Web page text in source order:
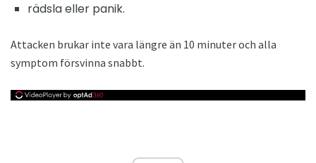
rädsla eller panik.
Attacken brukar inte vara längre än 10 minuter och alla
symptom försvinna snabbt.